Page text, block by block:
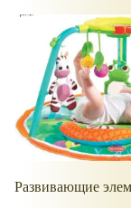
Развивающие